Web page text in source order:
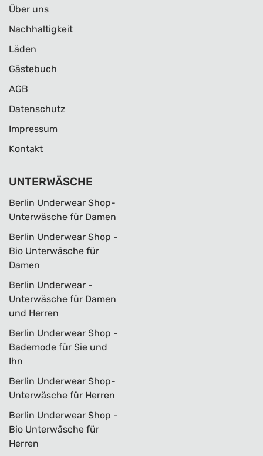
Über uns
Nachhaltigkeit
Läden
Gästebuch
AGB
Datenschutz
Impressum
Kontakt
UNTERWÄSCHE
Berlin Underwear Shop-
Unterwäsche für Damen
Berlin Underwear Shop -
Bio Unterwäsche für
Damen
Berlin Underwear -
Unterwäsche für Damen
und Herren
Berlin Underwear Shop -
Bademode für Sie und
Ihn
Berlin Underwear Shop-
Unterwäsche für Herren
Berlin Underwear Shop -
Bio Unterwäsche für
Herren